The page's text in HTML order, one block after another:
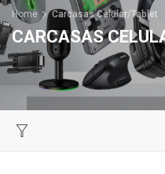
Home Carcasas Celular/Tablet
CARCASAS